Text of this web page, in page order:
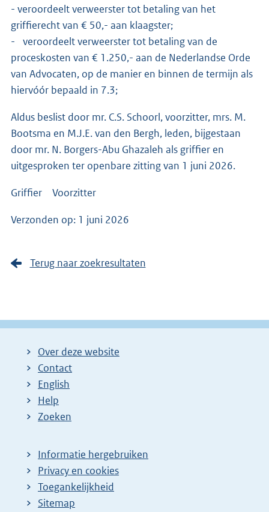
- veroordeelt verweerster tot betaling van het
griffierecht van € 50,- aan klaagster;
- veroordeelt verweerster tot betaling van de
proceskosten van € 1.250,- aan de Nederlandse Orde
van Advocaten, op de manier en binnen de termijn als
hiervóór bepaald in 7.3;
Aldus beslist door mr. C.S. Schoorl, voorzitter, mrs. M.
Bootsma en M.J.E. van den Bergh, leden, bijgestaan
door mr. N. Borgers-Abu Ghazaleh als griffier en
uitgesproken ter openbare zitting van 1 juni 2026.
Griffier Voorzitter
Verzonden op: 1 juni 2026
Terug naar zoekresultaten
Over deze website
Contact
English
Help
Zoeken
Informatie hergebruiken
Privacy en cookies
Toegankelijkheid
Sitemap